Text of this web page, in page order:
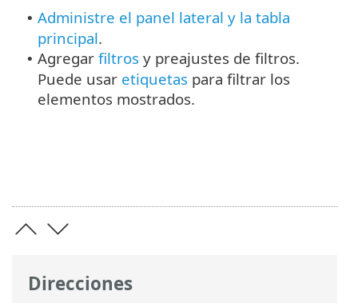
Direcciones
• Administre el panel lateral y la tabla
principal.
• Agregar filtros y preajustes de filtros.
Puede usar etiquetas para filtrar los
elementos mostrados.